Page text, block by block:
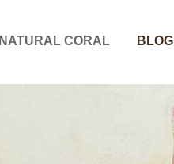
NATURAL CORAL BLOG